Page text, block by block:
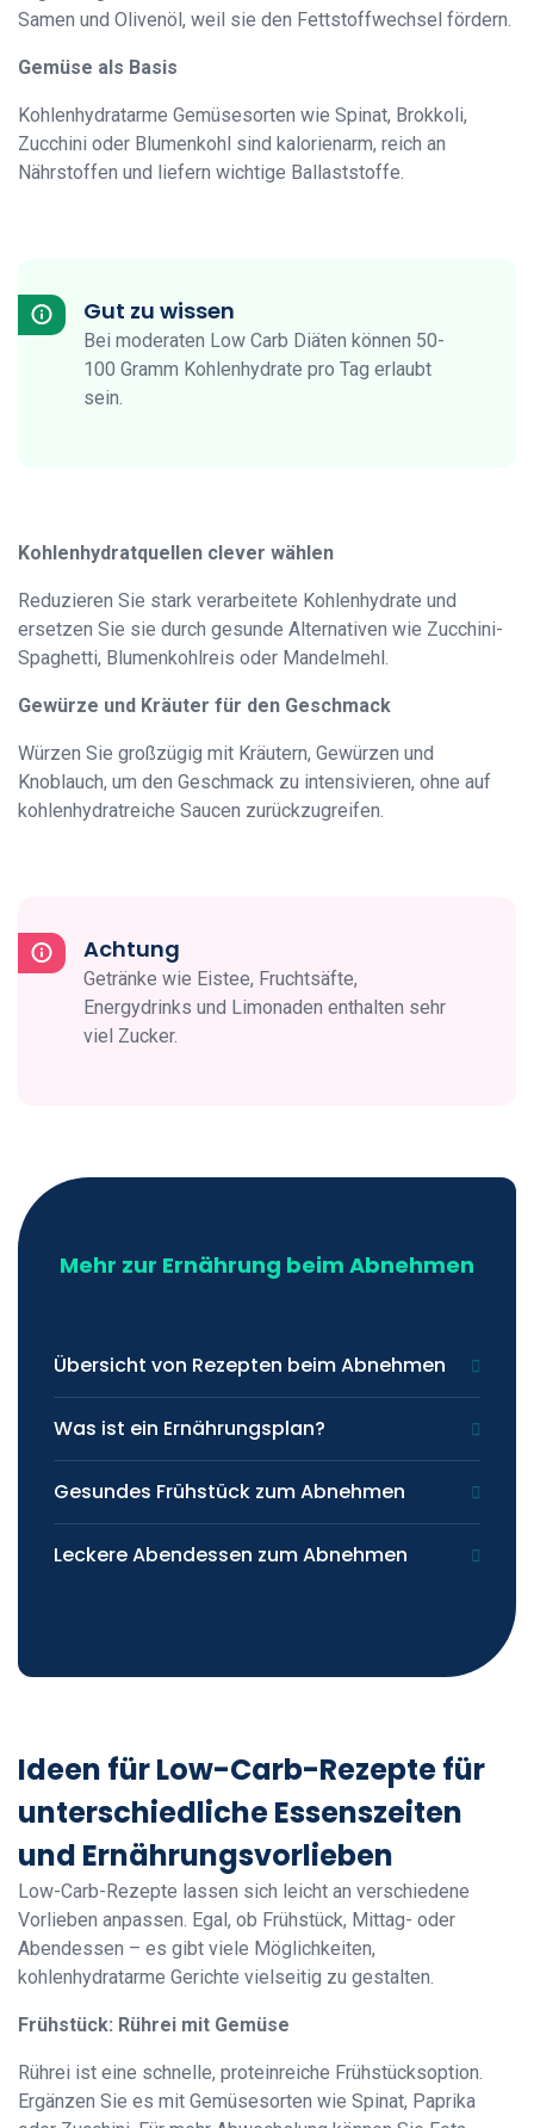
Samen und Olivenöl, weil sie den Fettstoffwechsel fördern.
Gemüse als Basis
Kohlenhydratarme Gemüsesorten wie Spinat, Brokkoli,
Zucchini oder Blumenkohl sind kalorienarm, reich an
Nährstoffen und liefern wichtige Ballaststoffe.
Gut zu wissen
Bei moderaten Low Carb Diäten können 50-
100 Gramm Kohlenhydrate pro Tag erlaubt
sein.
Kohlenhydratquellen clever wählen
Reduzieren Sie stark verarbeitete Kohlenhydrate und
ersetzen Sie sie durch gesunde Alternativen wie Zucchini-
Spaghetti, Blumenkohlreis oder Mandelmehl.
Gewürze und Kräuter für den Geschmack
Würzen Sie großzügig mit Kräutern, Gewürzen und
Knoblauch, um den Geschmack zu intensivieren, ohne auf
kohlenhydratreiche Saucen zurückzugreifen.
Achtung
Getränke wie Eistee, Fruchtsäfte,
Energydrinks und Limonaden enthalten sehr
viel Zucker.
Mehr zur Ernährung beim Abnehmen
Übersicht von Rezepten beim Abnehmen
Was ist ein Ernährungsplan?
Gesundes Frühstück zum Abnehmen
Leckere Abendessen zum Abnehmen
Ideen für Low-Carb-Rezepte für
unterschiedliche Essenszeiten
und Ernährungsvorlieben
Low-Carb-Rezepte lassen sich leicht an verschiedene
Vorlieben anpassen. Egal, ob Frühstück, Mittag- oder
Abendessen – es gibt viele Möglichkeiten,
kohlenhydratarme Gerichte vielseitig zu gestalten.
Frühstück: Rührei mit Gemüse
Rührei ist eine schnelle, proteinreiche Frühstücksoption.
Ergänzen Sie es mit Gemüsesorten wie Spinat, Paprika